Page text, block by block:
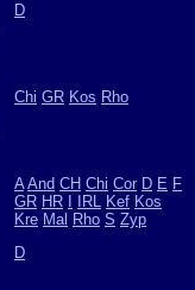
D
Chi GR Kos Rho
A And CH Chi Cor D E F
GR HR IRL Kef Kos
Kre Mal Rho S Zyp
D